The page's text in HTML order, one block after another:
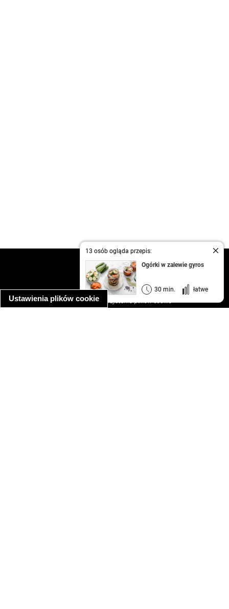
Ustawienia plików cookie
13 osób ogląda przepis:
Ogórki w zalewie gyros
30 min. łatwe
kontakt
regulamin
informacja o prywatności
informacja o wykorzystaniu plików cookie